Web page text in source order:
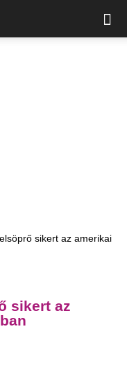
sikert az amerikai
sikert az